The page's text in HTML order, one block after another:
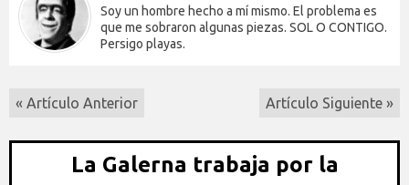
Soy un hombre hecho a mí mismo. El problema es
que me sobraron algunas piezas. SOL O CONTIGO.
Persigo playas.
« Artículo Anterior Artículo Siguiente »
La Galerna trabaja por la